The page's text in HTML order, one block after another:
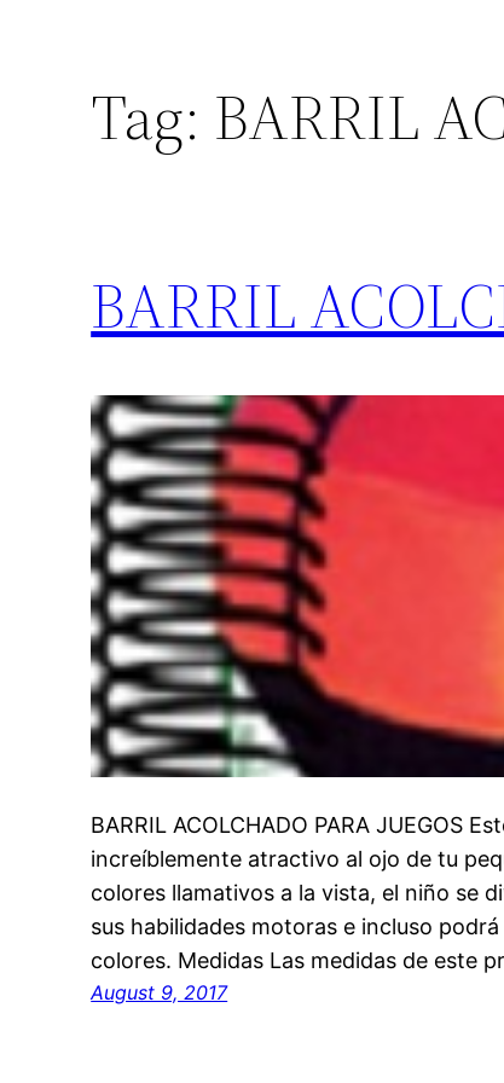
Tag: BARRIL
BARRIL
BARRIL ACOLCHADO PARA JUEGOS
increíblemente atractivo al ojo de tu
colores llamativos a la vista, el niño se
sus habilidades motoras e incluso
colores. Medidas Las medidas de este
August 9, 2017